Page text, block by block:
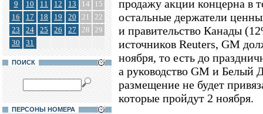
9
10 11 12 13 14
15
16
17 18 19 20 21
22
23
24 25 26 27 28 29
30
31
ПОИСК
ПЕРСОНЫ НОМЕРА
продажу акции концерна в
остальные держатели
и правительство Канады
источников Reuters, GM
ноября, то есть до
а руководство GM и Белый
размещение не будет
которые пройдут 2 ноября.